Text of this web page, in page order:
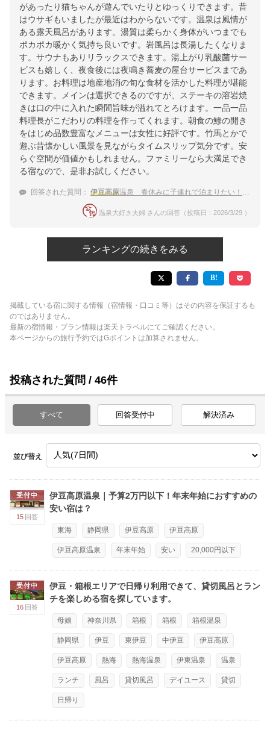
があったり猫ちゃんが遊んでいたりとゆっくりできます。昔
はウサギもいましたが最近はわからないです。温泉は風情が
ある露天風呂があります。湯質は柔らかく身体がいつまでも
ポカポカ暖かく気持ち良いです。岩風呂は長湯したくなりま
す。サウナもありリラックスできます。湯上がり乳酸菌サー
ビスも嬉しく、夜食後には夜鳴き蕎麦の屋台サービスまであ
ります。お料理は地産地消の旬な食材を活かした料理が堪能
できます。メインは選択できるのですが、ステーキの溶岩焼
きは口の中に入れた瞬間旨味が溢れてとろけます。一品一品
料理長がこだわりの料理を作ってくれます。朝食の鯵の開き
をはじめ品数豊富なメニューは女性に好評です。竹馬とかで
遊ぶ昔懐かしい風景を見ながらタイムスリップ気分です。安
らぐ空間が価値かもしれません。ファミリーなら大満足でき
る宿なので、是非お試しください。
回答された質問： 伊豆高原温泉 春休みに子連れで泊まりたい！穴場な宿のおすすめは？
温泉大好き夫婦 さんの回答（投稿日：2026/3/29 ）
ランキングの続きをみる
掲載している宿に関する情報（宿情報・口コミ等）はその内容を保証するも
のではありません。
最新の宿情報・プラン情報は楽天トラベルにてご確認ください。
本ページからの旅行予約ではGポイントは加算されません。
投稿された質問 / 46件
すべて 回答受付中 解決済み
並び替え
受付中
15 回答
伊豆高原温泉｜予算2万円以下！年末年始におすすめの
安い宿は？
東海 静岡県 伊豆高原 伊豆高原
伊豆高原温泉 年末年始 安い 20,000円以下
受付中
16 回答
伊豆・箱根エリアで日帰り利用できて、貸切風呂とラン
チを楽しめる宿を探しています。
母娘 神奈川県 箱根 箱根 箱根温泉
静岡県 伊豆 東伊豆 中伊豆 伊豆高原
伊豆高原 熱海 熱海温泉 伊東温泉 温泉
ランチ 風呂 貸切風呂 デイユース 貸切
日帰り